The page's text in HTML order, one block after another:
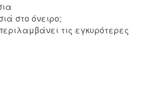
στο όνειρο;
τις εγκυρότερες